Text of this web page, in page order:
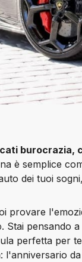
burocrazia,
è semplice
dei tuoi
provare
Stai pensando
perfetta per
l'anniversario